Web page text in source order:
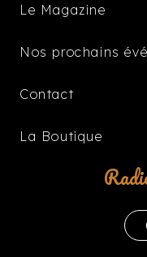
Le Magazine
Nos prochains
Contact
La Boutique